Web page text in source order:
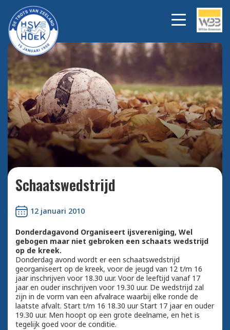
Bekijk alle foto's
Schaatswedstrijd
12 januari 2010
Donderdagavond Organiseert ijsvereniging, Wel
gebogen maar niet gebroken een schaats wedstrijd
op de kreek.
Donderdag avond wordt er een schaatswedstrijd
georganiseert op de kreek, voor de jeugd van 12 t/m 16
jaar inschrijven voor 18.30 uur. Voor de leeftijd vanaf 17
jaar en ouder inschrijven voor 19.30 uur. De wedstrijd zal
zijn in de vorm van een afvalrace waarbij elke ronde de
laatste afvalt. Start t/m 16 18.30 uur Start 17 jaar en ouder
19.30 uur. Men hoopt op een grote deelname, en het is
tegelijk goed voor de conditie.